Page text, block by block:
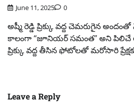
June 11, 2025 0
అష్మీ రెడ్డి ప్రిక్కు వద్ద చెమరుగైన
కాలంగా “జూనియర్ సమంత” అని పిలిచే
ప్రిక్కు వద్ద తీసిన ఫోటోలతో మరోసారి
Leave a Reply